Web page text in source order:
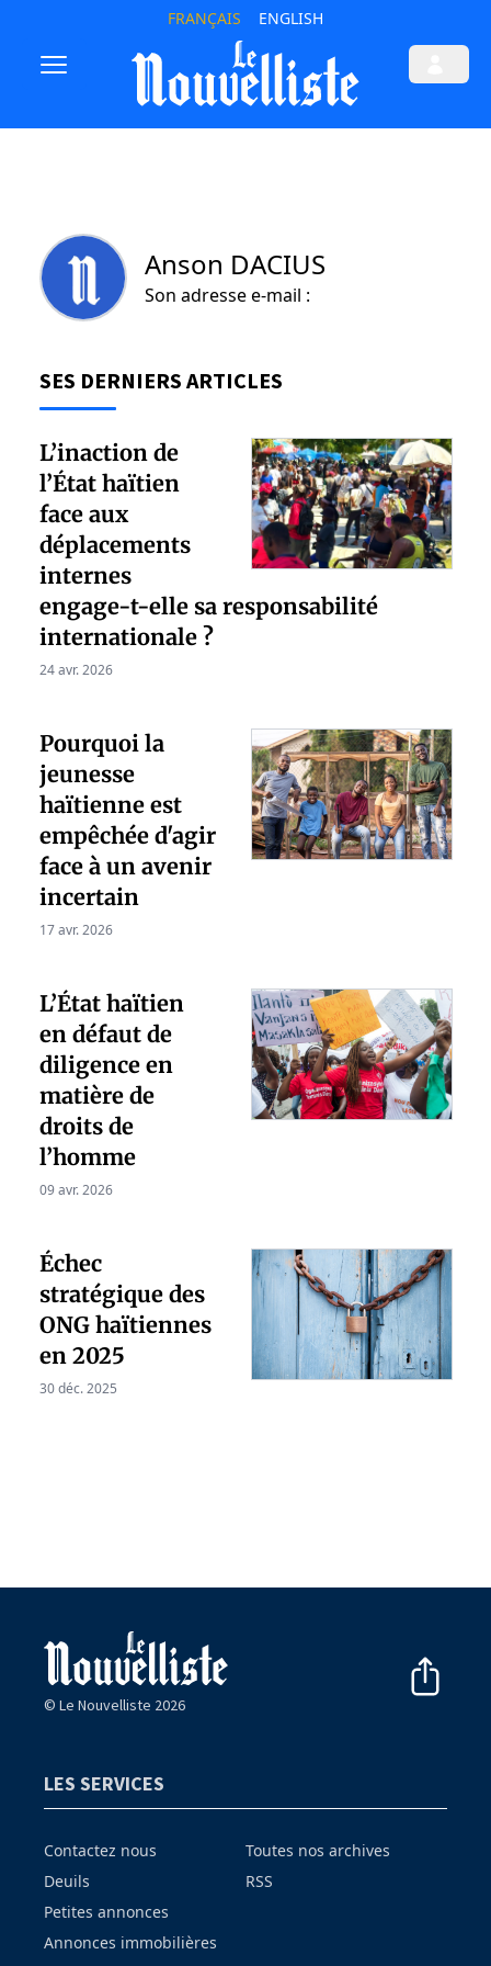
FRANÇAIS ENGLISH
Anson DACIUS
Son adresse e-mail :
SES DERNIERS ARTICLES
L’inaction de
l’État haïtien
face aux
déplacements
internes
engage-t-elle sa responsabilité
internationale ?
24 avr. 2026
Pourquoi la
jeunesse
haïtienne est
empêchée d'agir
face à un avenir
incertain
17 avr. 2026
L’État haïtien
en défaut de
diligence en
matière de
droits de
l’homme
09 avr. 2026
Échec
stratégique des
ONG haïtiennes
en 2025
30 déc. 2025
© Le Nouvelliste 2026
LES SERVICES
Contactez nous
Deuils
Petites annonces
Annonces immobilières
Toutes nos archives
RSS